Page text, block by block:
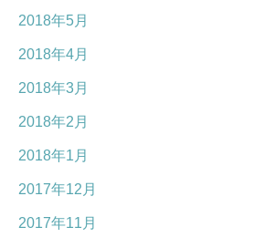
2018年5月
2018年4月
2018年3月
2018年2月
2018年1月
2017年12月
2017年11月